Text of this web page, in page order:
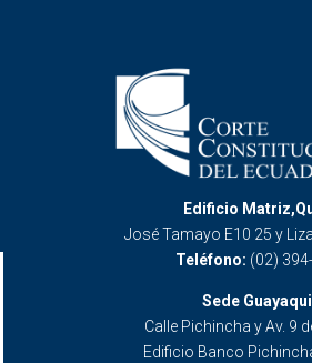
Edificio
José Tamayo E10 25 y
Teléfono: (02)
Sede
Calle Pichincha y Av. 9
Edificio Banco